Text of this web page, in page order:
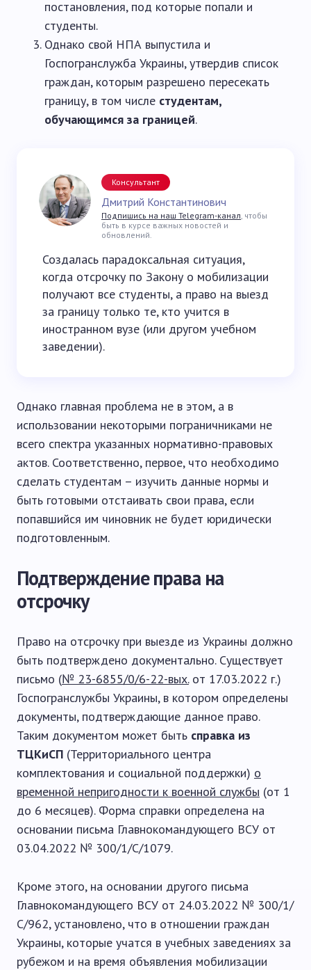
постановления, под которые попали и
студенты.
Однако свой НПА выпустила и
Госпогранслужба Украины, утвердив список
граждан, которым разрешено пересекать
границу, в том числе студентам,
обучающимся за границей.
Консультант
Дмитрий Константинович
Подпишись на наш Telegram-канал, чтобы
быть в курсе важных новостей и
обновлений.
Создалась парадоксальная ситуация,
когда отсрочку по Закону о мобилизации
получают все студенты, а право на выезд
за границу только те, кто учится в
иностранном вузе (или другом учебном
заведении).
Однако главная проблема не в этом, а в
использовании некоторыми пограничниками не
всего спектра указанных нормативно-правовых
актов. Соответственно, первое, что необходимо
сделать студентам – изучить данные нормы и
быть готовыми отстаивать свои права, если
попавшийся им чиновник не будет юридически
подготовленным.
Подтверждение права на
отсрочку
Право на отсрочку при выезде из Украины должно
быть подтверждено документально. Существует
письмо (№ 23-6855/0/6-22-вых.от 17.03.2022 г.)
Госпогранслужбы Украины, в котором определены
документы, подтверждающие данное право.
Таким документом может быть справка из
ТЦКиСП (Территориального центра
комплектования и социальной поддержки) о
временной непригодности к военной службы (от 1
до 6 месяцев). Форма справки определена на
основании письма Главнокомандующего ВСУ от
03.04.2022 № 300/1/С/1079.
Кроме этого, на основании другого письма
Главнокомандующего ВСУ от 24.03.2022 № 300/1/
С/962, установлено, что в отношении граждан
Украины, которые учатся в учебных заведениях за
рубежом и на время объявления мобилизации